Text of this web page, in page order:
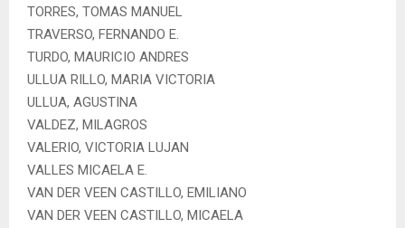
TORRES, TOMAS MANUEL
TRAVERSO, FERNANDO E.
TURDO, MAURICIO ANDRES
ULLUA RILLO, MARIA VICTORIA
ULLUA, AGUSTINA
VALDEZ, MILAGROS
VALERIO, VICTORIA LUJAN
VALLES MICAELA E.
VAN DER VEEN CASTILLO, EMILIANO
VAN DER VEEN CASTILLO, MICAELA